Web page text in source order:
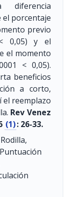
diferencia
el porcentaje
previo
0,05) y el
el momento
< 0,05).
beneficios
a corto,
el reemplazo
Rev Venez
(1): 26-33.